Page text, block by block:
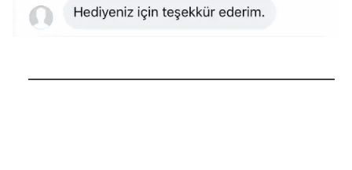
──────────────────────────